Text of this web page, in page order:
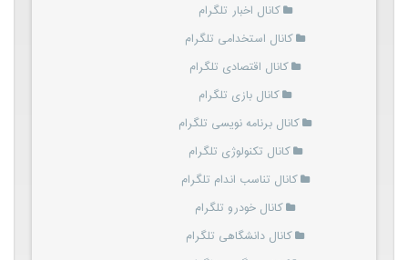
کانال اخبار تلگرام
کانال استخدامی تلگرام
کانال اقتصادی تلگرام
کانال بازی تلگرام
کانال برنامه نویسی تلگرام
کانال تکنولوژی تلگرام
کانال تناسب اندام تلگرام
کانال خودرو تلگرام
کانال دانشگاهی تلگرام